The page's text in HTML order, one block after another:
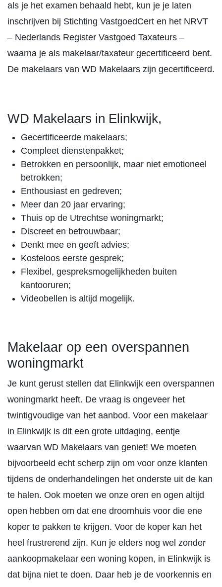
als je het examen behaald hebt, kun je je laten
inschrijven bij Stichting VastgoedCert en het NRVT
– Nederlands Register Vastgoed Taxateurs –
waarna je als makelaar/taxateur gecertificeerd bent.
De makelaars van WD Makelaars zijn gecertificeerd.
WD Makelaars in Elinkwijk,
Gecertificeerde makelaars;
Compleet dienstenpakket;
Betrokken en persoonlijk, maar niet emotioneel
betrokken;
Enthousiast en gedreven;
Meer dan 20 jaar ervaring;
Thuis op de Utrechtse woningmarkt;
Discreet en betrouwbaar;
Denkt mee en geeft advies;
Kosteloos eerste gesprek;
Flexibel, gespreksmogelijkheden buiten
kantooruren;
Videobellen is altijd mogelijk.
Makelaar op een overspannen
woningmarkt
Je kunt gerust stellen dat Elinkwijk een overspannen
woningmarkt heeft. De vraag is ongeveer het
twintigvoudige van het aanbod. Voor een makelaar
in Elinkwijk is dit een grote uitdaging, eentje
waarvan WD Makelaars van geniet! We moeten
bijvoorbeeld echt scherp zijn om voor onze klanten
tijdens de onderhandelingen het onderste uit de kan
te halen. Ook moeten we onze oren en ogen altijd
open hebben om dat ene droomhuis voor die ene
koper te pakken te krijgen. Voor de koper kan het
heel frustrerend zijn. Kun je elders nog wel zonder
aankoopmakelaar een woning kopen, in Elinkwijk is
dat bijna niet te doen. Daar heb je de voorkennis en